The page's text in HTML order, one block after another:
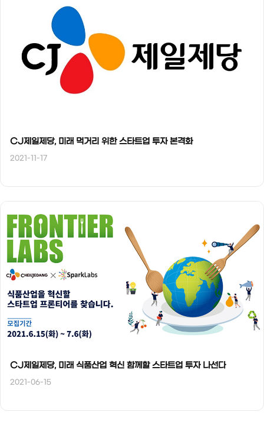
CJ제일제당, 미래 먹거리 위한 스타트업 투자 본격화
2021-11-17
CJ제일제당, 미래 식품산업 혁신 함께할 스타트업 투자 나선다
2021-06-15